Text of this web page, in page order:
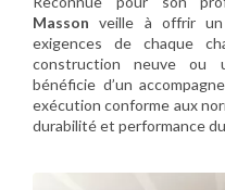
Masson veille à offrir
exigences de chaque
construction neuve ou
bénéficie d’un
exécution conforme aux
durabilité et performance